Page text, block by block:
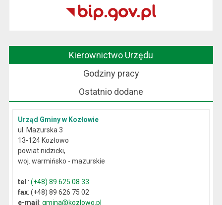
Kierownictwo Urzędu
Godziny pracy
Ostatnio dodane
Urząd Gminy w Kozłowie
ul. Mazurska 3
13-124 Kozłowo
powiat nidzicki,
woj. warmińsko - mazurskie
tel .:(+48) 89 625 08 33
fax: (+48) 89 626 75 02
e-mail:gmina@kozlowo.pl